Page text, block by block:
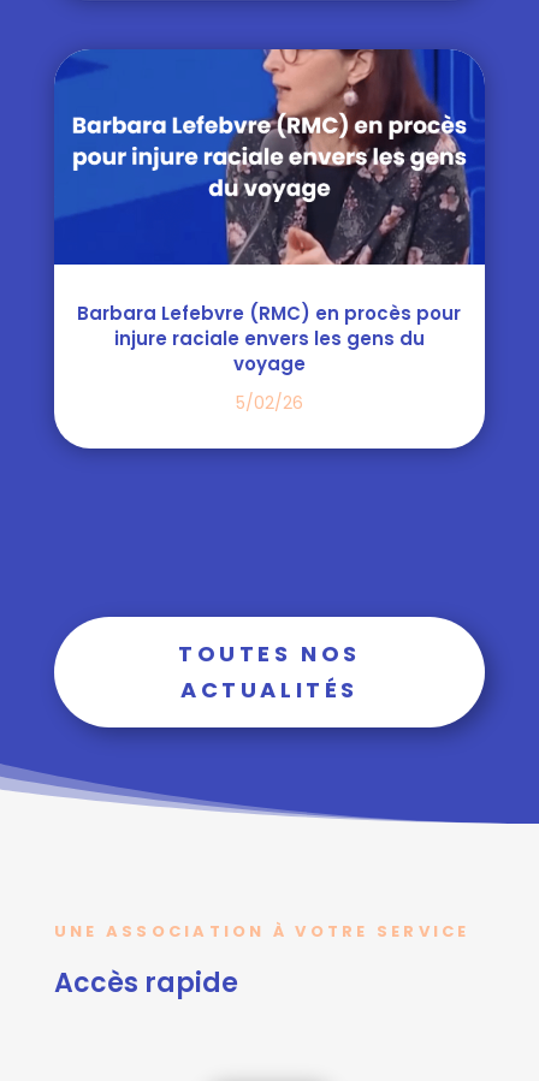
Barbara Lefebvre (RMC) en procès pour
injure raciale envers les gens du
voyage
5/02/26
TOUTES NOS
ACTUALITÉS
UNE ASSOCIATION À VOTRE SERVICE
Accès rapide